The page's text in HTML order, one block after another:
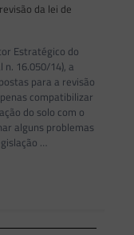
da lei de
Estratégico do
n. 16.050/14), a
para a revisão
compatibilizar
do solo com o
alguns problemas
…